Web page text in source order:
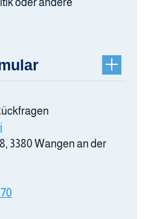
3380 Wangen an der